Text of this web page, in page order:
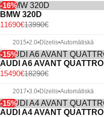
-16%
BMW 320D
13990€
11690€
2015•2.0•Dīzelis•Automātiskā
-15%
AUDI A6 AVANT QUATTRO
18290€
15490€
2017•3.0•Dīzelis•Automātiskā
-15%
AUDI A4 AVANT QUATTRO